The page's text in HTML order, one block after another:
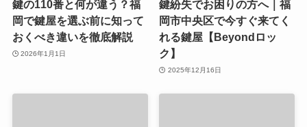
鍵の110番と何が違う？福
岡で鍵屋を選ぶ前に知って
おくべき違いを徹底解説
2026年1月1日
鍵紛失でお困りの方へ｜福
岡市中央区で今すぐ来てく
れる鍵屋【Beyondロッ
ク】
2025年12月16日